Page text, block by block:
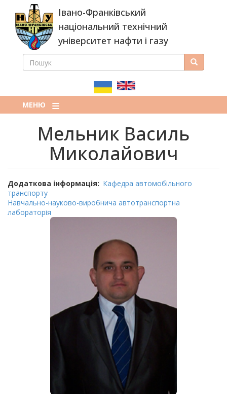
основного
вмісту
Івано-Франківський
національний технічний
університет нафти і газу
ПОШУКОВА
ПОШУК Пошук
МЕНЮ
Мельник Василь
Миколайович
Додаткова інформація
Кафедра автомобільного
транспорту
Навчально-науково-виробнича автотранспортна
лабораторія